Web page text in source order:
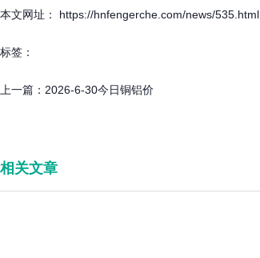
本文网址： https://hnfengerche.com/news/535.html
标签：
上一篇： 2026-6-30今日铜铝价
相关文章